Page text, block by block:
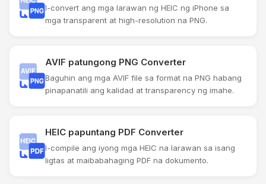
I-convert ang mga larawan ng HEIC ng iPhone sa
mga transparent at high-resolution na PNG.
AVIF patungong PNG Converter
Baguhin ang mga AVIF file sa format na PNG habang
pinapanatili ang kalidad at transparency ng imahe.
HEIC papuntang PDF Converter
I-compile ang iyong mga HEIC na larawan sa isang
ligtas at maibabahaging PDF na dokumento.